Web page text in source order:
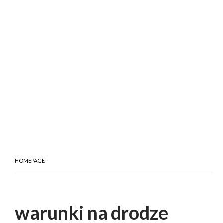
HOMEPAGE
warunki na drodze